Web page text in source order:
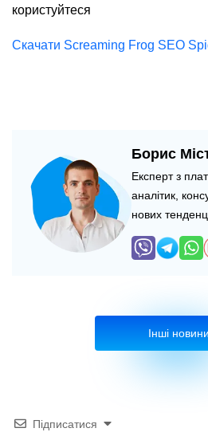
користуйтеся
Скачати Screaming Frog SEO
Борис
Експерт з
аналітик,
нових
Інші новини
Підписатися